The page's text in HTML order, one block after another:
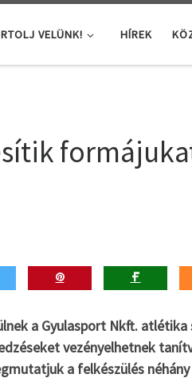
VELÜNK! HÍREK
a Gyulasport Nkft.
vezényelhetnek
a felkészülés